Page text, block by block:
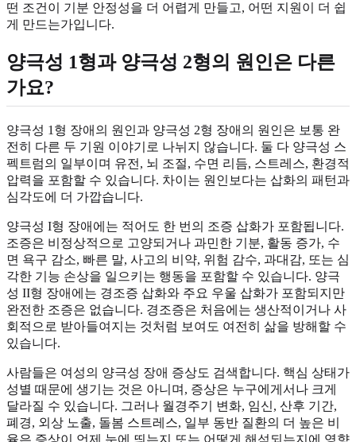
떤 조건이 기분 안정성을 더 어렵게 만들고, 어떤 지원이 더 쉽
게 만드는가입니다.
양극성 1형과 양극성 2형의 원인은 다른
가요?
양극성 1형 장애의 원인과 양극성 2형 장애의 원인은 보통 완
전히 다른 두 기원 이야기로 나뉘지 않습니다. 둘 다 양극성 스
펙트럼의 일부이며 유전, 뇌 조절, 수면 리듬, 스트레스, 환경적
압력을 포함할 수 있습니다. 차이는 원인보다는 삽화의 패턴과
심각도에 더 가깝습니다.
양극성 I형 장애에는 적어도 한 번의 조증 삽화가 포함됩니다.
조증은 비정상적으로 고양되거나 과민한 기분, 활동 증가, 수
면 욕구 감소, 빠른 말, 사고의 비약, 위험 감수, 과대감, 또는 심
각한 기능 손상을 일으키는 행동을 포함할 수 있습니다. 양극
성 II형 장애에는 경조증 삽화와 주요 우울 삽화가 포함되지만
완전한 조증은 없습니다. 경조증은 처음에는 생산적이거나 사
회적으로 받아들여지는 것처럼 보여도 여전히 삶을 방해할 수
있습니다.
사람들은 여성의 양극성 장애 증상도 검색합니다. 핵심 상태가
성별 때문에 생기는 것은 아니며, 증상은 누구에게서나 크게
달라질 수 있습니다. 그러나 월경주기 변화, 임신, 산후 기간,
폐경, 외상 노출, 돌봄 스트레스, 일부 동반 질환의 더 높은 비
율은 증상이 언제 눈에 띄는지 또는 어떻게 해석되는지에 영향